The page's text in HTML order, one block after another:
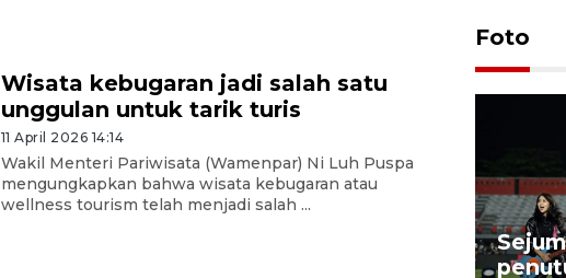
Wisata kebugaran jadi salah satu
unggulan untuk tarik turis
11 April 2026 14:14
Wakil Menteri Pariwisata (Wamenpar) Ni Luh Puspa
mengungkapkan bahwa wisata kebugaran atau
wellness tourism telah menjadi salah ...
Foto
Tiga matra TNI unjuk